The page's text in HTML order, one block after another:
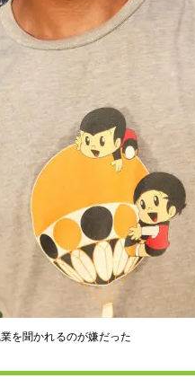
を聞かれるのが嫌だった